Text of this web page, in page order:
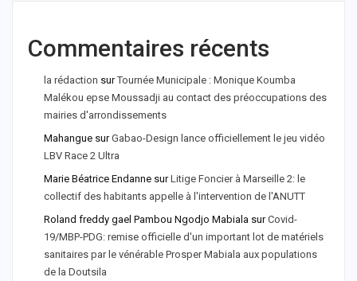
Commentaires récents
la rédaction surTournée Municipale : Monique Koumba
Malékou epse Moussadji au contact des préoccupations des
mairies d'arrondissements
Mahangue surGabao-Design lance officiellement le jeu vidéo
LBV Race 2 Ultra
Marie Béatrice Endanne surLitige Foncier à Marseille 2: le
collectif des habitants appelle à l'intervention de l'ANUTT
Roland freddy gael Pambou Ngodjo Mabiala surCovid-
19/MBP-PDG: remise officielle d'un important lot de matériels
sanitaires par le vénérable Prosper Mabiala aux populations
de la Doutsila